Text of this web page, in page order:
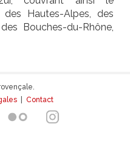
Hautes-Alpes, des
Bouches-du-Rhône,
Contact